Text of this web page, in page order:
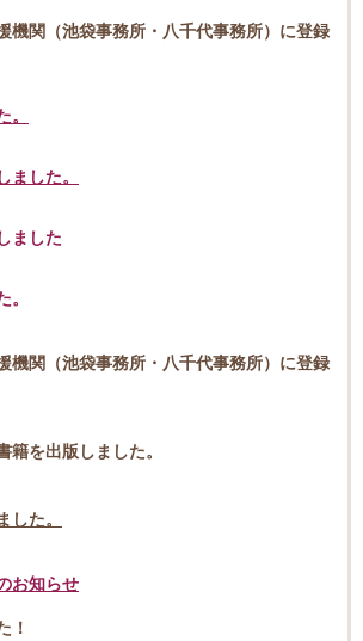
機関（池袋事務所・八千代事務所）に登録
ました。
ました
機関（池袋事務所・八千代事務所）に登録
籍を出版しました。
した。
お知らせ
！